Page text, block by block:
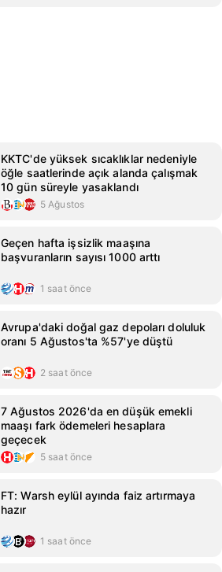
KKTC'de yüksek sıcaklıklar nedeniyle
öğle saatlerinde açık alanda çalışmak
10 gün süreyle yasaklandı
5 Ağustos
Geçen hafta işsizlik maaşına
başvuranların sayısı 1000 arttı
1 saat önce
Avrupa'daki doğal gaz depoları doluluk
oranı 5 Ağustos'ta %57'ye düştü
2 saat önce
7 Ağustos 2026'da en düşük emekli
maaşı fark ödemeleri hesaplara
geçecek
5 saat önce
FT: Warsh eylül ayında faiz artırmaya
hazır
1 saat önce